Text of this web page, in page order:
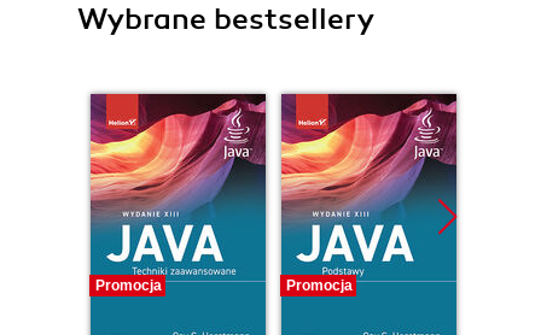
Wybrane bestsellery
Promocja Promocja